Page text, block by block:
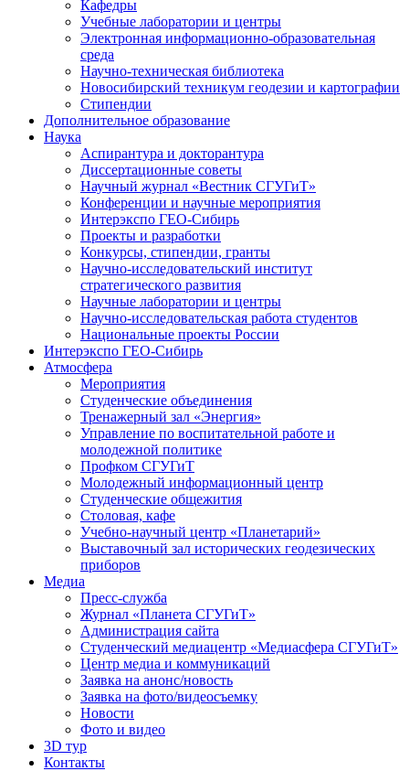
Кафедры
Учебные лаборатории и центры
Электронная информационно-образовательная
среда
Научно-техническая библиотека
Новосибирский техникум геодезии и картографии
Стипендии
Дополнительное образование
Наука
Аспирантура и докторантура
Диссертационные советы
Научный журнал «Вестник СГУГиТ»
Конференции и научные мероприятия
Интерэкспо ГЕО-Сибирь
Проекты и разработки
Конкурсы, стипендии, гранты
Научно-исследовательский институт
стратегического развития
Научные лаборатории и центры
Научно-исследовательская работа студентов
Национальные проекты России
Интерэкспо ГЕО-Сибирь
Атмосфера
Мероприятия
Студенческие объединения
Тренажерный зал «Энергия»
Управление по воспитательной работе и
молодежной политике
Профком СГУГиТ
Молодежный информационный центр
Студенческие общежития
Столовая, кафе
Учебно-научный центр «Планетарий»
Выставочный зал исторических геодезических
приборов
Медиа
Пресс-служба
Журнал «Планета СГУГиТ»
Администрация сайта
Студенческий медиацентр «Медиасфера СГУГиТ»
Центр медиа и коммуникаций
Заявка на анонс/новость
Заявка на фото/видеосъемку
Новости
Фото и видео
3D тур
Контакты